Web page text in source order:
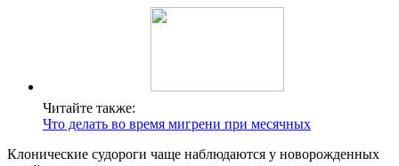
Читайте также:
Что делать во время мигрени при месячных
Клонические судороги чаще наблюдаются у новорожденных